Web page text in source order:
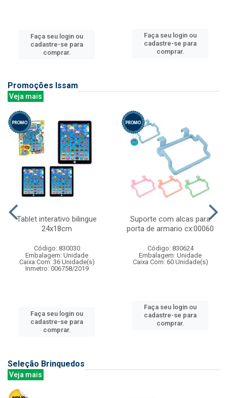
Faça seu login ou
cadastre-se para
comprar.
Faça seu login ou
cadastre-se para
comprar.
Promoções Issam
Veja mais
Tablet interativo bilingue
24x18cm
Código: 830030
Embalagem: Unidade
Caixa Com: 36 Unidade(s)
Inmetro: 006758/2019
Faça seu login ou
cadastre-se para
comprar.
Suporte com alcas para
porta de armario cx:00060
Código: 830624
Embalagem: Unidade
Caixa Com: 60 Unidade(s)
Faça seu login ou
cadastre-se para
comprar.
Seleção Brinquedos
Veja mais